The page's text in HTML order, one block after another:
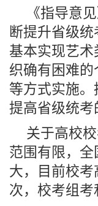
《指导意
断提升省级
基本实现艺
织确有困难的
等方式实施
提高省级统考
关于高校
范围有限，
大，目前校
次，校考组考